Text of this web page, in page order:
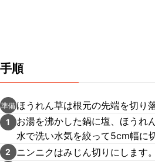
手順
準備 ほうれん草は根元の先端を切り
1
お湯を沸かした鍋に塩、ほうれ
水で洗い水気を絞って5cm幅に
2 ニンニクはみじん切りにします。